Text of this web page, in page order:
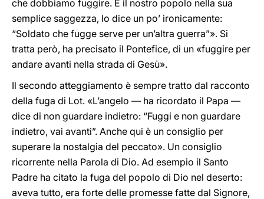
che dobbiamo fuggire. E il nostro popolo nella sua
semplice saggezza, lo dice un po’ ironicamente:
“Soldato che fugge serve per un’altra guerra”». Si
tratta però, ha precisato il Pontefice, di un «fuggire per
andare avanti nella strada di Gesù».
Il secondo atteggiamento è sempre tratto dal racconto
della fuga di Lot. «L’angelo — ha ricordato il Papa —
dice di non guardare indietro: “Fuggi e non guardare
indietro, vai avanti”. Anche qui è un consiglio per
superare la nostalgia del peccato». Un consiglio
ricorrente nella Parola di Dio. Ad esempio il Santo
Padre ha citato la fuga del popolo di Dio nel deserto:
aveva tutto, era forte delle promesse fatte dal Signore,